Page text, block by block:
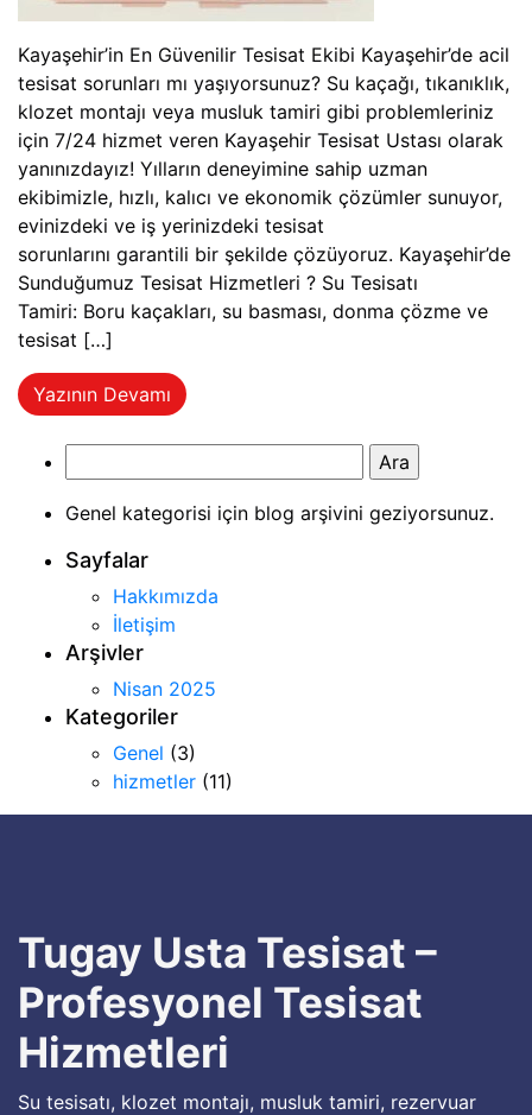
Kayaşehir’in En Güvenilir Tesisat Ekibi Kayaşehir’de acil
tesisat sorunları mı yaşıyorsunuz? Su kaçağı, tıkanıklık,
klozet montajı veya musluk tamiri gibi problemleriniz
için 7/24 hizmet veren Kayaşehir Tesisat Ustası olarak
yanınızdayız! Yılların deneyimine sahip uzman
ekibimizle, hızlı, kalıcı ve ekonomik çözümler sunuyor,
evinizdeki ve iş yerinizdeki tesisat
sorunlarını garantili bir şekilde çözüyoruz. Kayaşehir’de
Sunduğumuz Tesisat Hizmetleri ? Su Tesisatı
Tamiri: Boru kaçakları, su basması, donma çözme ve
tesisat […]
Yazının Devamı
Genel kategorisi için blog arşivini geziyorsunuz.
Sayfalar
Hakkımızda
İletişim
Arşivler
Nisan 2025
Kategoriler
Genel (3)
hizmetler (11)
Tugay Usta Tesisat –
Profesyonel Tesisat
Hizmetleri
Su tesisatı, klozet montajı, musluk tamiri, rezervuar